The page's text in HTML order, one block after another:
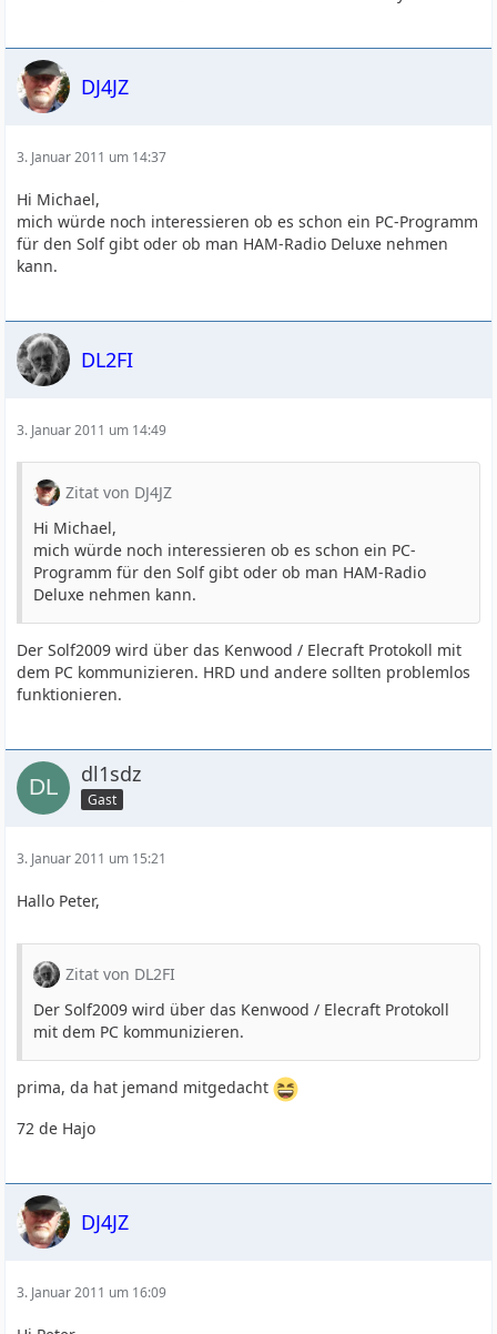
DJ4JZ
3. Januar 2011 um 14:37
Hi Michael,
mich würde noch interessieren ob es schon ein PC-Programm
für den Solf gibt oder ob man HAM-Radio Deluxe nehmen
kann.
DL2FI
3. Januar 2011 um 14:49
Zitat von DJ4JZ
Hi Michael,
mich würde noch interessieren ob es schon ein PC-
Programm für den Solf gibt oder ob man HAM-Radio
Deluxe nehmen kann.
Der Solf2009 wird über das Kenwood / Elecraft Protokoll mit
dem PC kommunizieren. HRD und andere sollten problemlos
funktionieren.
dl1sdz
Gast
3. Januar 2011 um 15:21
Hallo Peter,
Zitat von DL2FI
Der Solf2009 wird über das Kenwood / Elecraft Protokoll
mit dem PC kommunizieren.
prima, da hat jemand mitgedacht
72 de Hajo
DJ4JZ
3. Januar 2011 um 16:09